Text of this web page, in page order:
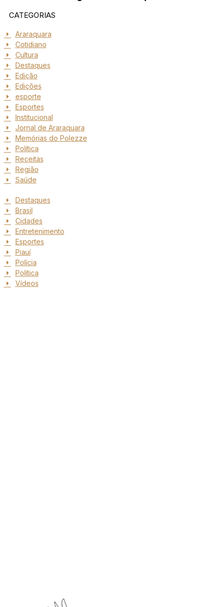
CATEGORIAS
Araraquara
Cotidiano
Cultura
Destaques
Edição
Edições
esporte
Esportes
Institucional
Jornal de Araraquara
Memórias do Polezze
Política
Receitas
Região
Saúde
Destaques
Brasil
Cidades
Entretenimento
Esportes
Piauí
Polícia
Política
Vídeos